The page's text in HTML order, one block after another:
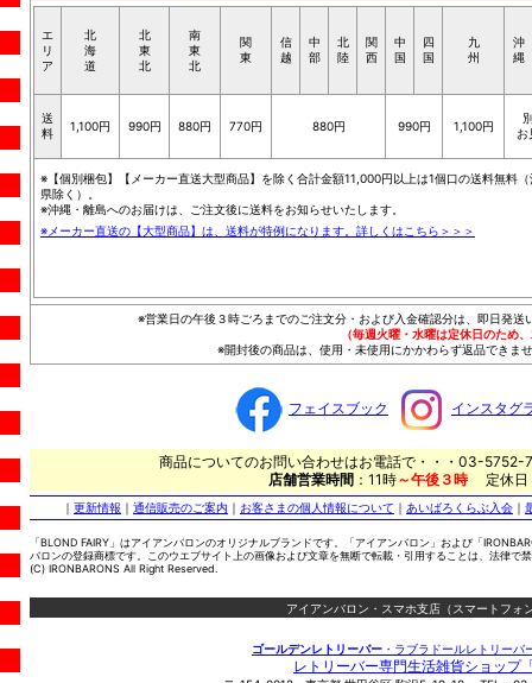
エ
リ
ア
北
海
道
北
東
北
南
東
北
関
東
信
越
中
部
北
陸
関
西
中
国
四
国
九
州
沖
縄
送
料
1,100円 990円 880円 770円 880円 990円 1,100円
お
※【個別梱包】【メーカー直送大型商品】を除く合計金額11,000円以上は1個口の送料無料（
県除く）。
※沖縄・離島へのお届けは、ご注文後に送料をお知らせいたします。
※メーカー直送の【大型商品】は、送料が特例になります。詳しくはこちら＞＞＞
※営業日の午後３時ごろまでのご注文分・および入金確認分は、即日発
（毎週火曜・水曜は定休日のため
※開封後の商品は、使用・未使用にかかわらず返品できま
フェイスブック インスタグ
商品についてのお問い合わせはお電話で・・・03-5752-
店舗営業時間 ：11時～午後３時 定休
｜ 更新情報 ｜ 通信販売のご案内 ｜ お客さまの個人情報について ｜ あいばろくらぶ入会 ｜
「BLOND FAIRY」はアイアンバロンのオリジナルブランドです。「アイアンバロン」および「
バロンの登録商標です。このウエブサイト上の画像および文章を無断で転載・引用することは、法律で
(C) IRONBARONS All Right Reserved.
アイアンバロン・スマホ支店（スマートフォ
ゴールデンレトリーバー ・ラブラドールレトリー
レトリーバー専門生活雑貨ショップ